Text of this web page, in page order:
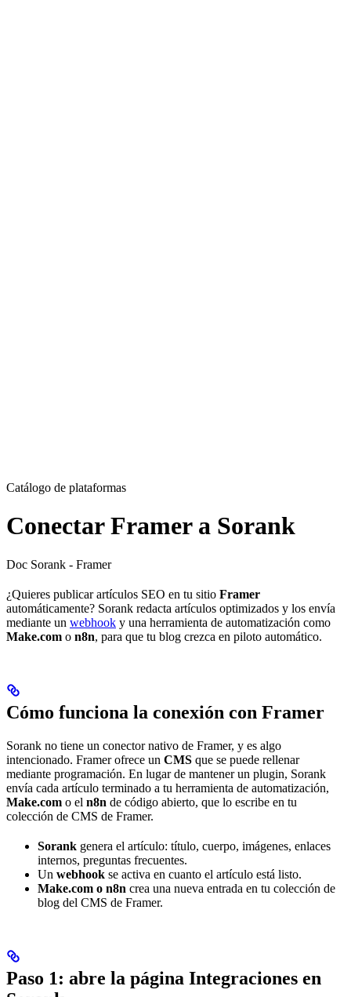
Catálogo de plataformas
Conectar Framer a Sorank
Doc Sorank - Framer
¿Quieres publicar artículos SEO en tu sitio Framer
automáticamente? Sorank redacta artículos optimizados y los envía
mediante un webhook y una herramienta de automatización como
Make.com o n8n, para que tu blog crezca en piloto automático.
Cómo funciona la conexión con Framer
Sorank no tiene un conector nativo de Framer, y es algo
intencionado. Framer ofrece un CMS que se puede rellenar
mediante programación. En lugar de mantener un plugin, Sorank
envía cada artículo terminado a tu herramienta de automatización,
Make.com o el n8n de código abierto, que lo escribe en tu
colección de CMS de Framer.
Sorank genera el artículo: título, cuerpo, imágenes, enlaces
internos, preguntas frecuentes.
Un webhook se activa en cuanto el artículo está listo.
Make.com o n8n crea una nueva entrada en tu colección de
blog del CMS de Framer.
Paso 1: abre la página Integraciones en